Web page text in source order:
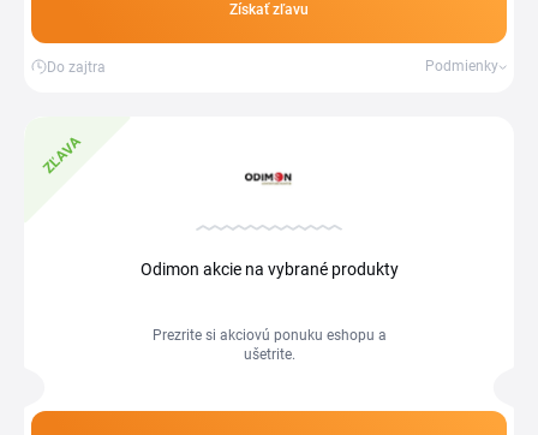
Získať zľavu
Do zajtra Podmienky
ZĽAVA
Odimon akcie na vybrané produkty
Prezrite si akciovú ponuku eshopu a
ušetrite.